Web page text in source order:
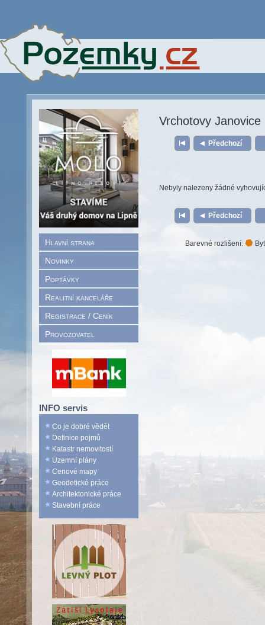
Hlavní strana
Novinky
Poptávky
Realitní kanceláře
Registrace / Ceník
Provozovatel
INFO servis
Co je dobré vědět
Definice pojmů
Katastr nemovitostí
Územní plány
Cenové mapy
Geodetické práce
Architektonické práce
Stavební práce
Vrchotovy Janovice
Předchozí
Nebyly nalezeny žádné
Předchozí
Barevné rozlišení: